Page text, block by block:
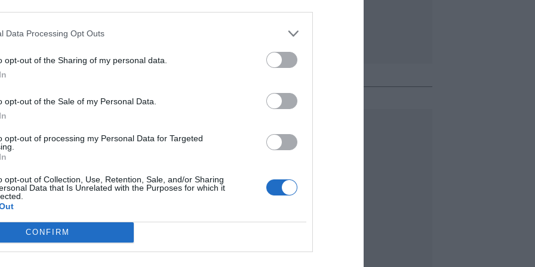
Data Processing Opt Outs
opt-out of the Sharing of my personal data.
opt-out of the Sale of my Personal Data.
opt-out of processing my Personal Data for Targeted
opt-out of Collection, Use, Retention, Sale, and/or Sharing
Data that Is Unrelated with the Purposes for which it
CONFIRM
dejó el 15M en la puerta de la
19/08/2020
son sagrados. Los de todos, sin
que, desde la ética, Pepe Blanco
transformar
MORENO
Lo + leído